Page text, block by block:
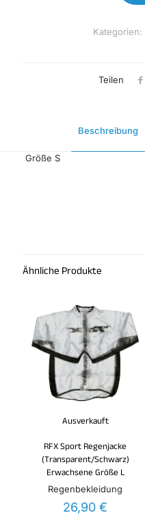
Kategorien:
Teilen
Beschreibung
Größe S
180 Jersey“
Ähnliche Produkte
Ausverkauft
RFX Sport Regenjacke
(Transparent/Schwarz)
Erwachsene Größe L
Regenbekleidung
26,90€